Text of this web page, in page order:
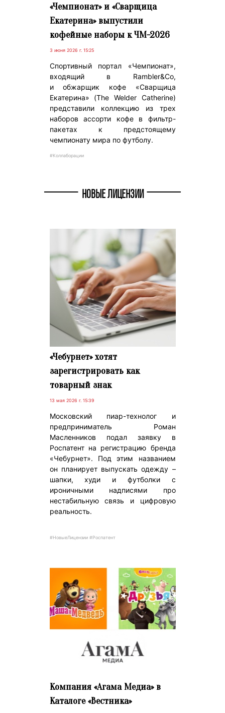
«Чемпионат» и «Сварщица
Екатерина» выпустили
кофейные наборы к ЧМ-2026
3 июня 2026 г. 15:25
Спортивный портал «Чемпионат»,
входящий в Rambler&Co,
и обжарщик кофе «Сварщица
Екатерина» (The Welder Catherine)
представили коллекцию из трех
наборов ассорти кофе в фильтр-
пакетах к предстоящему
чемпионату мира по футболу.
#Коллаборации
НОВЫЕ ЛИЦЕНЗИИ
«Чебурнет» хотят
зарегистрировать как
товарный знак
13 мая 2026 г. 15:39
Московский пиар-технолог и
предприниматель Роман
Масленников подал заявку в
Роспатент на регистрацию бренда
«Чебурнет». Под этим названием
он планирует выпускать одежду –
шапки, худи и футболки с
ироничными надписями про
нестабильную связь и цифровую
реальность.
#НовыеЛицензии #Роспатент
Компания «Агама Медиа» в
Каталоге «Вестника»